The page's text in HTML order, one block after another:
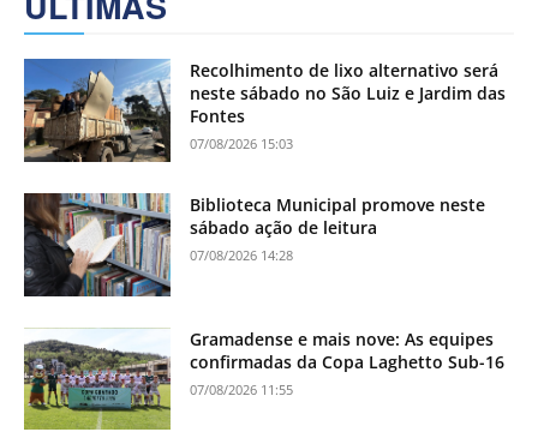
Recolhimento de lixo alternativo será
neste sábado no São Luiz e Jardim das
Fontes
07/08/2026 15:03
Biblioteca Municipal promove neste
sábado ação de leitura
07/08/2026 14:28
Gramadense e mais nove: As equipes
confirmadas da Copa Laghetto Sub-16
07/08/2026 11:55